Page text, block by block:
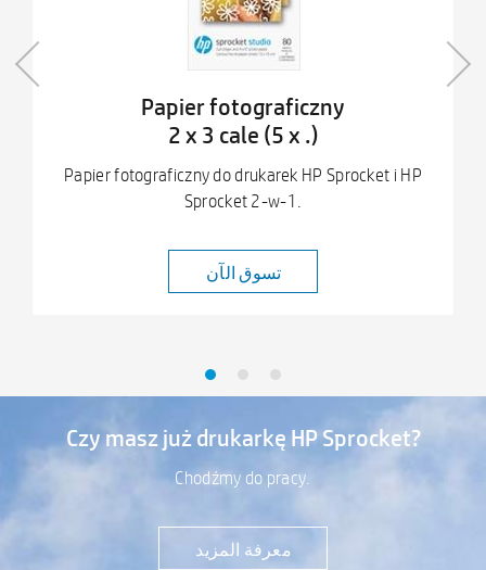
Papier fotograficzny
2 x 3 cale (5 x .)
Papier fotograficzny do drukarek HP Sprocket i HP
Sprocket 2-w-1.
تسوق الآن
Czy masz już drukarkę HP Sprocket?
Chodźmy do pracy.
معرفة المزيد